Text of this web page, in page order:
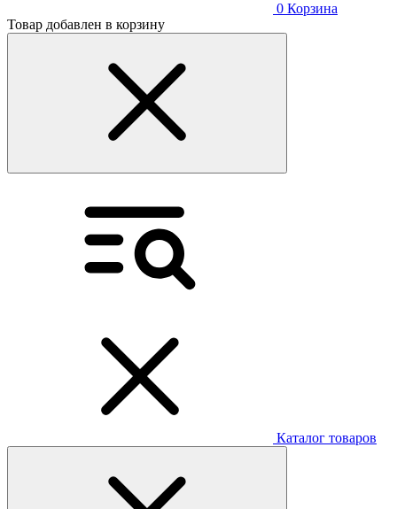
0 Корзина
Товар добавлен в корзину
Каталог товаров